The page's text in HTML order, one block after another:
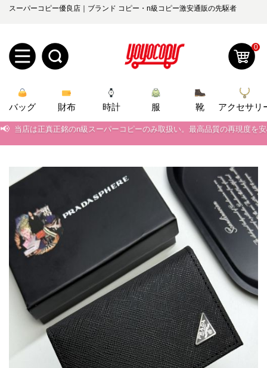
スーパーコピー優良店｜ブランド コピー・n級コピー激安通販の先駆者
規
ユ
ザ
ー
登
録
ロ
グ
ン
ー
ら
yoyocopys@gmail.com
2026人気特集
バッグ
財布
時計
服
ズボン
衣装セット
靴
住まい用品
アクセサリー
ベルト
スカーフ
アイフォーンケ
ース
小物
0
バッグ 財布 時計 服 靴
アクセサリ
📢 当店は正真正銘のn級スーパーコピーのみ取扱い。最高品質の再現度を
2026春の新作続々更新中！期間中のご注文でお得な割引をご利用いただ
新作入荷！ルイ・ヴィトンスーパーコピー バッグ最新モデルが登場。